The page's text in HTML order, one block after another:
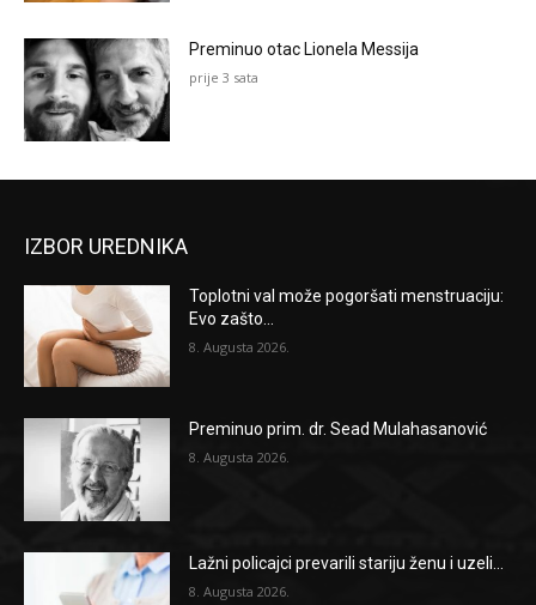
Preminuo otac Lionela Messija
prije 3 sata
IZBOR UREDNIKA
Toplotni val može pogoršati menstruaciju:
Evo zašto...
8. Augusta 2026.
Preminuo prim. dr. Sead Mulahasanović
8. Augusta 2026.
Lažni policajci prevarili stariju ženu i uzeli...
8. Augusta 2026.